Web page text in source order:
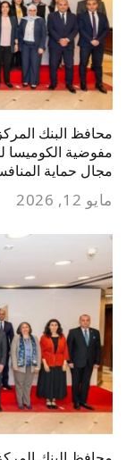
محافظ البنك
مفوضية الكوميسا
مجال حماية
مايو 12, 2026